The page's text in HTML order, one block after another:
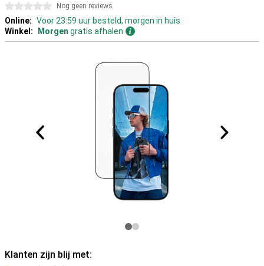
0 sterren Nog geen reviews
Online: Voor 23:59 uur besteld, morgen in huis
Winkel:
Morgen gratis afhalen
Klanten zijn blij met: